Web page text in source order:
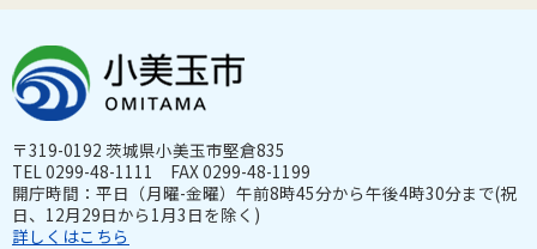
〒319-0192 茨城県小美玉市堅倉835
TEL 0299-48-1111 FAX 0299-48-1199
開庁時間：平日（月曜-金曜）午前8時45分から午後4時30分まで(祝
日、12月29日から1月3日を除く)
詳しくはこちら